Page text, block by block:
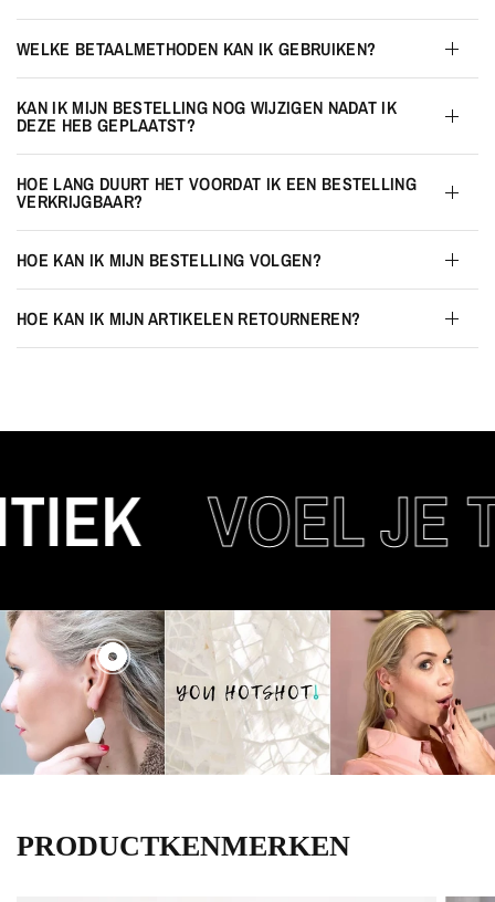
WELKE BETAALMETHODEN KAN IK GEBRUIKEN?
KAN IK MIJN BESTELLING NOG WIJZIGEN NADAT IK
DEZE HEB GEPLAATST?
HOE LANG DUURT HET VOORDAT IK EEN BESTELLING
VERKRIJGBAAR?
HOE KAN IK MIJN BESTELLING VOLGEN?
HOE KAN IK MIJN ARTIKELEN RETOURNEREN?
VOEL JE
PRODUCTKENMERKEN